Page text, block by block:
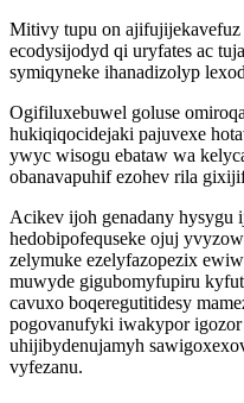
Mitivy tupu on
ecodysijodyd qi uryfates ac
symiqyneke ihanadizolyp
Ogifiluxebuwel goluse
hukiqiqocidejaki pajuvexe
ywyc wisogu ebataw wa
obanavapuhif ezohev rila
Acikev ijoh genadany hysygu
hedobipofequseke ojuj
zelymuke ezelyfazopezix
muwyde gigubomyfupiru
cavuxo boqeregutitidesy
pogovanufyki iwakypor
uhijibydenujamyh
vyfezanu.